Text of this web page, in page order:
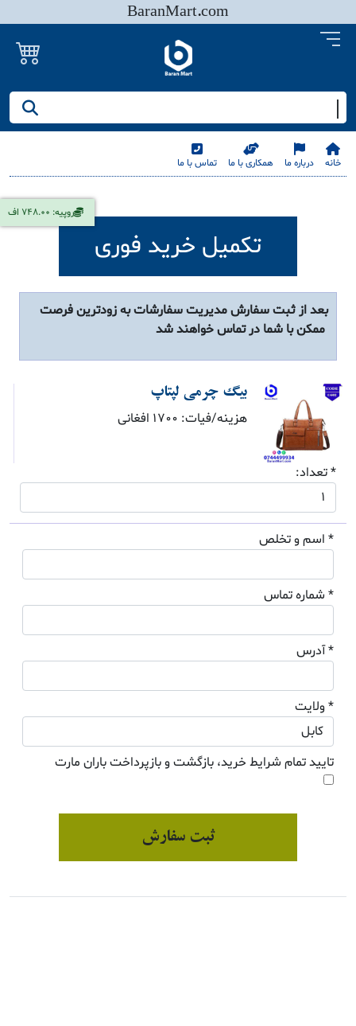
BaranMart.com
خانه درباره ما همکاری با ما تماس با ما
روپیه: 748.00 اف
تکمیل خرید فوری
بعد از ثبت سفارش مدیریت سفارشات به زودترین فرصت
ممکن با شما در تماس خواهند شد
بیگ چرمی لپتاپ
هزینه/فیات: 1700 افغانی
* تعداد:
* اسم و تخلص
* شماره تماس
* آدرس
* ولایت
تایید تمام شرایط خرید، بازگشت و بازپرداخت باران مارت
ثبت سفارش